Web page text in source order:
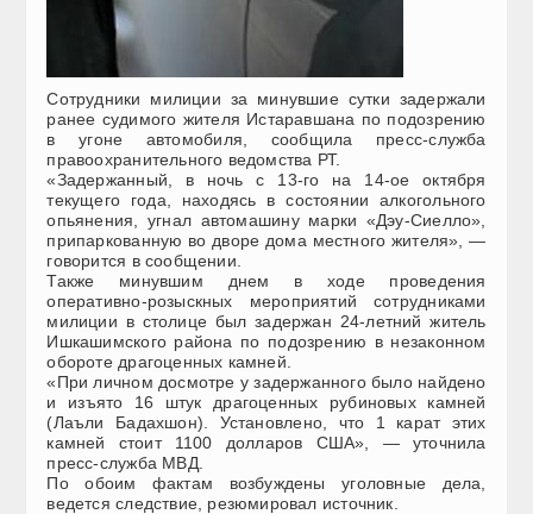
Сотрудники милиции за минувшие сутки задержали
ранее судимого жителя Истаравшана по подозрению
в угоне автомобиля, сообщила пресс-служба
правоохранительного ведомства РТ.
«Задержанный, в ночь с 13-го на 14-ое октября
текущего года, находясь в состоянии алкогольного
опьянения, угнал автомашину марки «Дэу-Сиелло»,
припаркованную во дворе дома местного жителя», —
говорится в сообщении.
Также минувшим днем в ходе проведения
оперативно-розыскных мероприятий сотрудниками
милиции в столице был задержан 24-летний житель
Ишкашимского района по подозрению в незаконном
обороте драгоценных камней.
«При личном досмотре у задержанного было найдено
и изъято 16 штук драгоценных рубиновых камней
(Лаъли Бадахшон). Установлено, что 1 карат этих
камней стоит 1100 долларов США», — уточнила
пресс-служба МВД.
По обоим фактам возбуждены уголовные дела,
ведется следствие, резюмировал источник.